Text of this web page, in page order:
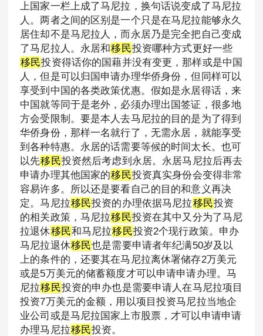
上国家一栏上成了马尼拉，换句话说变成了马尼拉
人。两者之间的区别是一个只是在马尼拉能够永久
居住却不是马尼拉人，而永居乃是完全把自己变成
了马尼拉人。永居和移民投资哪种方式更好一些
移民投资得话你的国藉并没有变更，那样或是中国
人，但是可以归国申请办理华侨身份，但同样可以
享受到中国的各类政策优惠。假如是永居得话，来
中国就等同于是老外，必须办理出国签证，很多地
方会受限制。要是本人去马尼拉的目的是为了得到
华侨身份，那样一名就行了，无需永居，就能享受
到各种特惠。永居的话需要等候的时间太长。也可
以先移民投资然后考虑到永居。永居马尼拉后再去
申请办理其他国家的移民投资真实身份会变得非常
容易许多。所以还是要看自己的目的和意义再决
定。马尼拉移民投资的办理依据马尼拉移民投资
的相关政策，马尼拉移民投资在其中又分为了马尼
拉退休移民和马尼拉移民投资2个现行政策。申办
马尼拉退休移民也是需要申请者年纪满50岁及以
上的条件的，还要其在马尼拉离休署储存2万美元
或是5万美元的储蓄额度才可以申请申请办理。马
尼拉移民投资的申办也是需要申请人在马尼拉项目
投资7万美元的金额，用以项目投资马尼拉当地企
业公司或是马尼拉国家上市股票，才可以申请申请
办理马尼拉移民投资。